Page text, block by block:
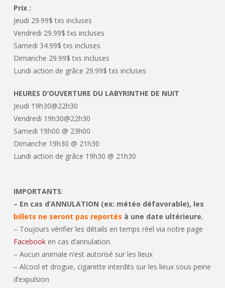
Prix :
Jeudi 29.99$ txs incluses
Vendredi 29.99$ txs incluses
Samedi 34.99$ txs incluses
Dimanche 29.99$ txs incluses
Lundi action de grâce 29.99$ txs incluses
HEURES D’OUVERTURE DU LABYRINTHE DE NUIT
Jeudi 19h30@22h30
Vendredi 19h30@22h30
Samedi 19h00 @ 23h00
Dimanche 19h30 @ 21h30
Lundi action de grâce 19h30 @ 21h30
IMPORTANTS:
– En cas d’ANNULATION (ex: météo défavorable), les
billets ne seront pas reportés à une date ultérieure.
– Toujours vérifier les détails en temps réel via notre page
Facebooken cas d’annulation.
– Aucun animale n’est autorisé sur les lieux
– Alcool et drogue, cigarette interdits sur les lieux sous peine
d’expulsion